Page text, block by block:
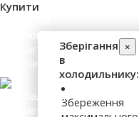
Купити
Доставка і оплата
Контакти
Партнери
×
Зберігання
в
холодильнику:
Збереження